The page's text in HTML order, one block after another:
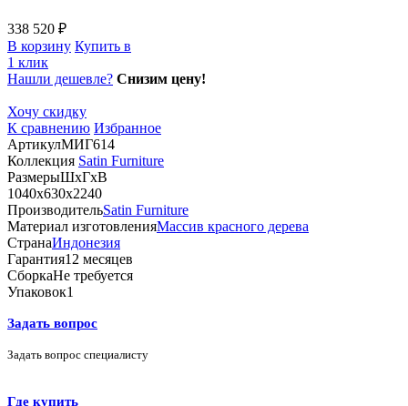
338 520 ₽
В корзину Купить в
1 клик
Нашли дешевле? Снизим цену!
Хочу скидку
К сравнению Избранное
АртикулМИГ614
Коллекция Satin Furniture
РазмерыШхГхВ
1040х630х2240
ПроизводительSatin Furniture
Материал изготовленияМассив красного дерева
СтранаИндонезия
Гарантия12 месяцев
СборкаНе требуется
Упаковок1
Задать вопрос
Задать вопрос специалисту
Где купить